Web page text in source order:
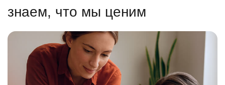
знаем, что мы ценим